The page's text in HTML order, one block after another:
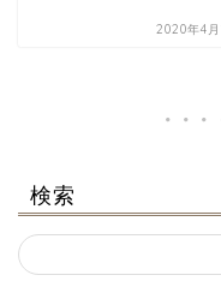
2020年4
検索